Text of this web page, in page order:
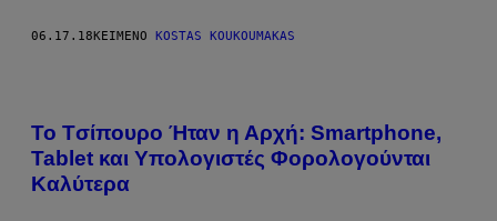
06.17.18 ΚΕΊΜΕΝΟ KOSTAS KOUKOUMAKAS
Το Tσίπουρο Ήταν η Αρχή: Smartphone,
Tablet και Υπολογιστές Φορολογούνται
Καλύτερα